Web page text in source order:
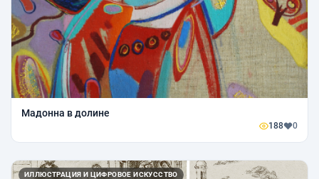
Мадонна в долине
188 0
ИЛЛЮСТРАЦИЯ И ЦИФРОВОЕ ИСКУССТВО